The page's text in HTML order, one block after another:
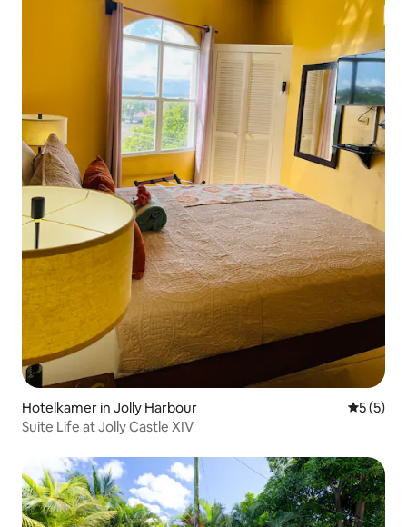
Hotelkamer in Jolly Harbour
5 (5)
Suite Life at Jolly Castle XIV